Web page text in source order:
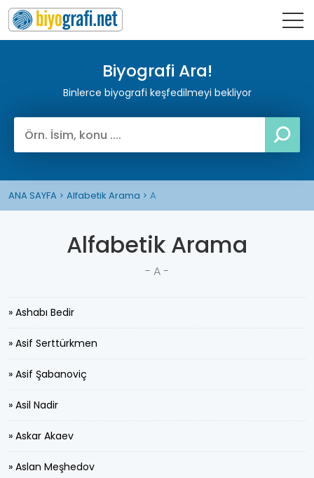
Biyografi Ara!
Binlerce biyografi keşfedilmeyi bekliyor
ANA SAYFA Alfabetik Arama A
Alfabetik Arama
- A -
» Ashabı Bedir
» Asif Serttürkmen
» Asif Şabanoviç
» Asil Nadir
» Askar Akaev
» Aslan Meşhedov